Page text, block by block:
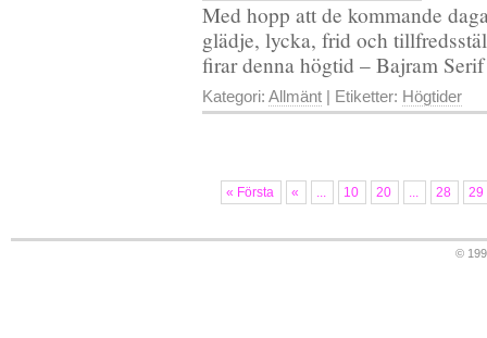
Med hopp att de kommande
glädje, lycka, frid och
firar denna högtid – Bajram
Kategori: Allmänt | Etiketter: Högtider
« Första « ... 10 20 ... 28 29
©